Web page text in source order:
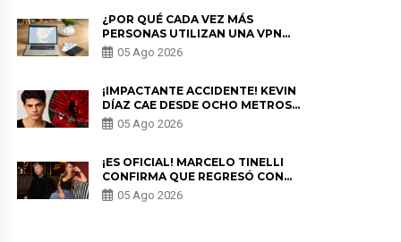
¿POR QUÉ CADA VEZ MÁS
PERSONAS UTILIZAN UNA VPN
PARA PROTEGER SU
PRIVACIDAD?
05 Ago 2026
¡IMPACTANTE ACCIDENTE! KEVIN
DÍAZ CAE DESDE OCHO METROS
EN “ESTO ES GUERRA” Y GENERA
PREOCUPACIÓN
05 Ago 2026
¡ES OFICIAL! MARCELO TINELLI
CONFIRMA QUE REGRESÓ CON
MILETT FIGUEROA: “EL AMOR
PUDO MÁS”
05 Ago 2026